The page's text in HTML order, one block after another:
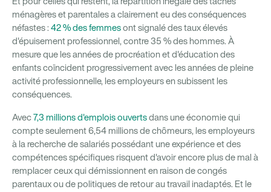
ménagères et parentales a clairement eu des conséquences
néfastes :42 % des femmesont signalé des taux élevés
d'épuisement professionnel, contre 35 % des hommes. À
mesure que les années de procréation et d'éducation des
enfants coïncident progressivement avec les années de pleine
activité professionnelle, les employeurs en subissent les
conséquences.
Avec7,3 millions d'emplois ouvertsdans une économie qui
compte seulement 6,54 millions de chômeurs, les employeurs
à la recherche de salariés possédant une expérience et des
compétences spécifiques risquent d'avoir encore plus de mal à
remplacer ceux qui démissionnent en raison de congés
parentaux ou de politiques de retour au travail inadaptés. Et le